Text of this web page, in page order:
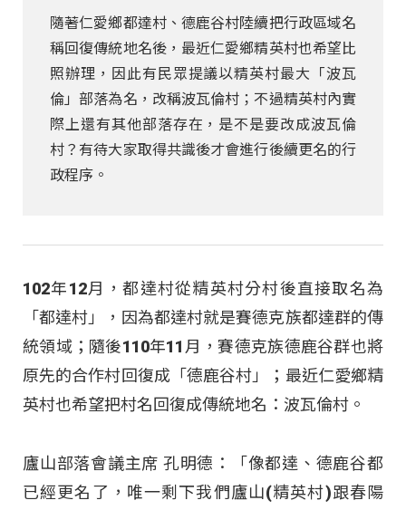
隨著仁愛鄉都達村、德鹿谷村陸續把行政區域名
稱回復傳統地名後，最近仁愛鄉精英村也希望比
照辦理，因此有民眾提議以精英村最大「波瓦
倫」部落為名，改稱波瓦倫村；不過精英村內實
際上還有其他部落存在，是不是要改成波瓦倫
村？有待大家取得共識後才會進行後續更名的行
政程序。
102年12月，都達村從精英村分村後直接取名為
「都達村」，因為都達村就是賽德克族都達群的傳
統領域；隨後110年11月，賽德克族德鹿谷群也將
原先的合作村回復成「德鹿谷村」；最近仁愛鄉精
英村也希望把村名回復成傳統地名：波瓦倫村。
廬山部落會議主席 孔明德：「像都達、德鹿谷都
已經更名了，唯一剩下我們廬山(精英村)跟春陽